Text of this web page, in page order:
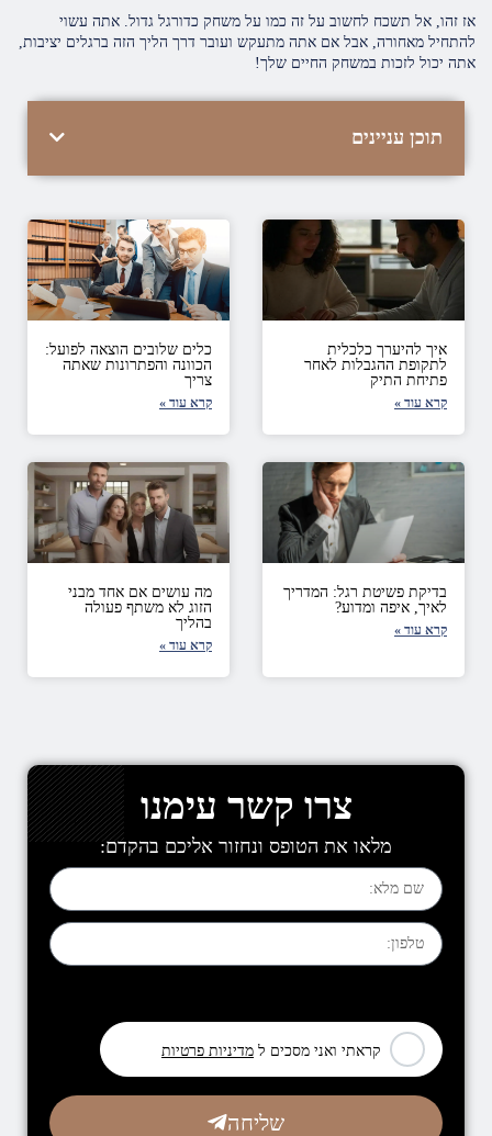
אז זהו, אל תשכח לחשוב על זה כמו על משחק כדורגל גדול. אתה עשוי
להתחיל מאחורה, אבל אם אתה מתעקש ועובר דרך הליך הזה ברגלים יציבות,
אתה יכול לזכות במשחק החיים שלך!
תוכן עניינים
איך להיערך כלכלית
לתקופת ההגבלות לאחר
פתיחת התיק
קרא עוד »
כלים שלובים הוצאה לפועל:
הכוונה והפתרונות שאתה
צריך
קרא עוד »
בדיקת פשיטת רגל: המדריך
לאיך, איפה ומדוע?
קרא עוד »
מה עושים אם אחד מבני
הזוג לא משתף פעולה
בהליך
קרא עוד »
צרו קשר עימנו
מלאו את הטופס ונחזור אליכם בהקדם:
קראתי ואני מסכים ל מדיניות פרטיות
שליחה